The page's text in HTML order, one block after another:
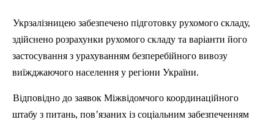
Укрзалізницею забезпечено підготовку рухомого складу,
здійснено розрахунки рухомого складу та варіанти його
застосування з урахуванням безперебійного вивозу
виїжджаючого населення у регіони України.
Відповідно до заявок Міжвідомчого координаційного
штабу з питань, пов’язаних із соціальним забезпеченням